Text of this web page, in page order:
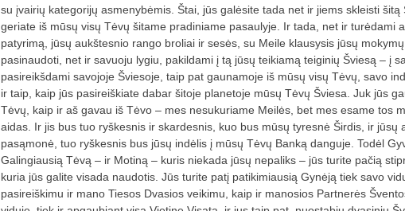
su įvairių kategorijų asmenybėmis. Štai, jūs galėsite tada net ir jiems skleisti
geriate iš mūsų visų Tėvų šitame pradiniame pasaulyje. Ir tada, net ir turėdami
patyrimą, jūsų aukštesnio rango broliai ir sesės, su Meile klausysis jūsų
pasinaudoti, net ir savuoju lygiu, pakildami į tą jūsų teikiamą teiginių Šviesą – į
pasireikšdami savojoje Šviesoje, taip pat gaunamoje iš mūsų visų Tėvų, savo
ir taip, kaip jūs pasireiškiate dabar šitoje planetoje mūsų Tėvų Šviesa. Juk jūs
Tėvų, kaip ir aš gavau iš Tėvo – mes nesukuriame Meilės, bet mes esame tos
aidas. Ir jis bus tuo ryškesnis ir skardesnis, kuo bus mūsų tyresnė Širdis, ir jūsų
pasąmonė, tuo ryškesnis bus jūsų indėlis į mūsų Tėvų Banką danguje. Todėl
Galingiausią Tėvą – ir Motiną – kuris niekada jūsų nepaliks – jūs turite pačią
kuria jūs galite visada naudotis. Jūs turite patį patikimiausią Gynėją tiek savo
pasireiškimu ir mano Tiesos Dvasios veikimu, kaip ir manosios Partnerės